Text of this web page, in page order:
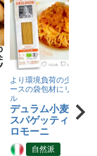
より環境負荷の少ない紙
ースの袋包材にリニュー
ル
デュラム小麦 有
スパゲッティ／ジ
ロモーニ
自然派